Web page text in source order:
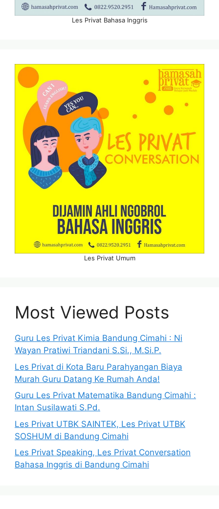
Les Privat Bahasa Inggris
Les Privat Umum
Most Viewed Posts
Guru Les Privat Kimia Bandung Cimahi : Ni
Wayan Pratiwi Triandani S.Si., M.Si.P.
Les Privat di Kota Baru Parahyangan Biaya
Murah Guru Datang Ke Rumah Anda!
Guru Les Privat Matematika Bandung Cimahi :
Intan Susilawati S.Pd.
Les Privat UTBK SAINTEK, Les Privat UTBK
SOSHUM di Bandung Cimahi
Les Privat Speaking, Les Privat Conversation
Bahasa Inggris di Bandung Cimahi